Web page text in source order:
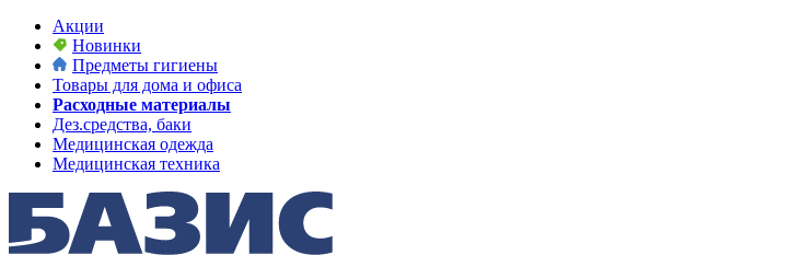
Акции
Новинки
Предметы гигиены
Товары для дома и офиса
Расходные материалы
Дез.средства, баки
Медицинская одежда
Медицинская техника